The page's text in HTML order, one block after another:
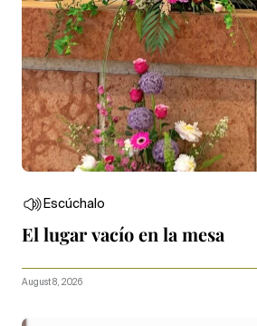
Escúchalo
El lugar vacío en la mesa
August 8, 2026